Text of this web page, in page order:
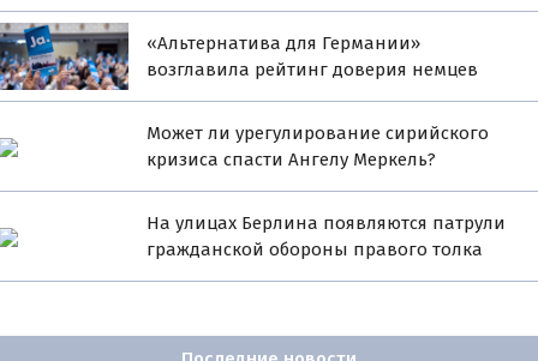
«Альтернатива для Германии»
возглавила рейтинг доверия немцев
Может ли урегулирование сирийского
кризиса спасти Ангелу Меркель?
На улицах Берлина появляются патрули
гражданской обороны правого толка